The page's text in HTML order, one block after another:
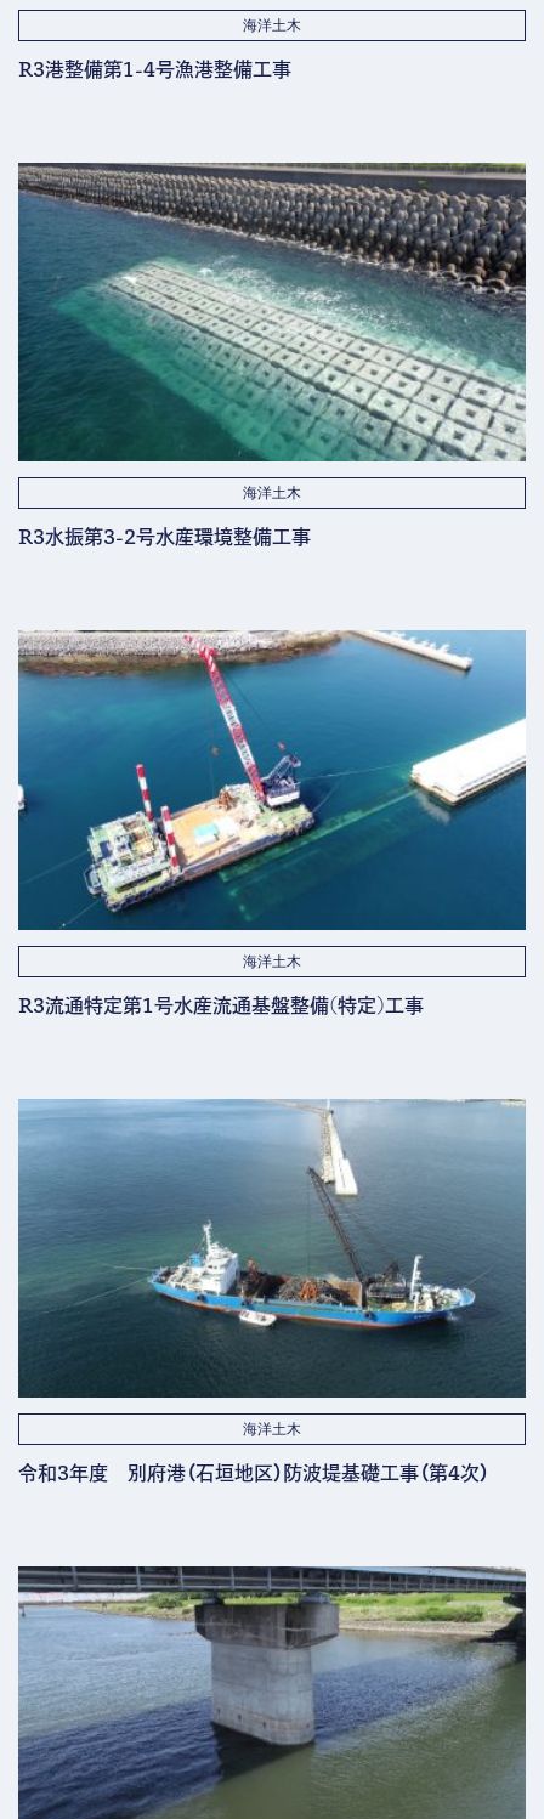
海洋土木
R3港整備第1-4号漁港整備工事
海洋土木
R3水振第3-2号水産環境整備工事
海洋土木
R3流通特定第1号水産流通基盤整備(特定)工事
海洋土木
令和3年度 別府港（石垣地区）防波堤基礎工事（第4次）